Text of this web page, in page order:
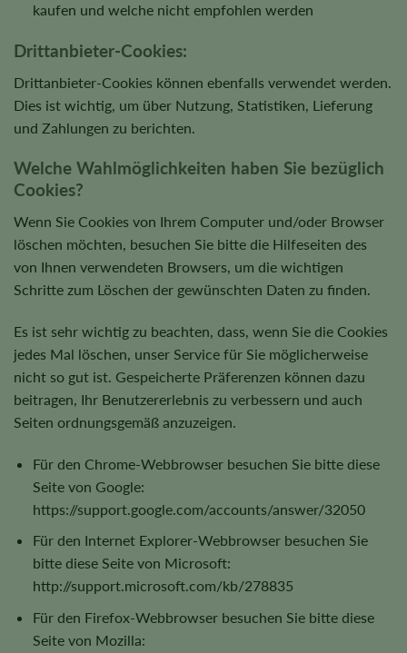
kaufen und welche nicht empfohlen werden
Drittanbieter-Cookies:
Drittanbieter-Cookies können ebenfalls verwendet werden.
Dies ist wichtig, um über Nutzung, Statistiken, Lieferung
und Zahlungen zu berichten.
Welche Wahlmöglichkeiten haben Sie bezüglich
Cookies?
Wenn Sie Cookies von Ihrem Computer und/oder Browser
löschen möchten, besuchen Sie bitte die Hilfeseiten des
von Ihnen verwendeten Browsers, um die wichtigen
Schritte zum Löschen der gewünschten Daten zu finden.
Es ist sehr wichtig zu beachten, dass, wenn Sie die Cookies
jedes Mal löschen, unser Service für Sie möglicherweise
nicht so gut ist. Gespeicherte Präferenzen können dazu
beitragen, Ihr Benutzererlebnis zu verbessern und auch
Seiten ordnungsgemäß anzuzeigen.
Für den Chrome-Webbrowser besuchen Sie bitte diese
Seite von Google:
https://support.google.com/accounts/answer/32050
Für den Internet Explorer-Webbrowser besuchen Sie
bitte diese Seite von Microsoft:
http://support.microsoft.com/kb/278835
Für den Firefox-Webbrowser besuchen Sie bitte diese
Seite von Mozilla: